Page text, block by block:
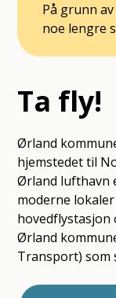
På grunn
noe lengre
Ta fly!
Ørland
hjemstedet til
Ørland lufthavn
moderne
hovedflystasjon
Ørland
Transport) som